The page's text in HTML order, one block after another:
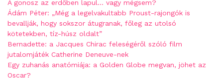
A gonosz az erdőben lapul… vagy mégsem?
Ádám Péter: „Még a legelvakultabb Proust-rajongók is
bevallják, hogy sokszor átugranak, főleg az utolsó
kötetekben, tíz-húsz oldalt”
Bernadette: a Jacques Chirac feleségéről szóló film
jutalomjáték Catherine Deneuve-nek
Egy zuhanás anatómiája: a Golden Globe megvan, jöhet az
Oscar?